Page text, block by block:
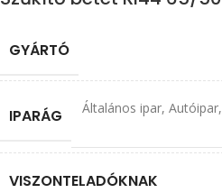
GYÁRTÓ
IPARÁG Általános ipar, Autóipar,
VISZONTELADÓKNAK